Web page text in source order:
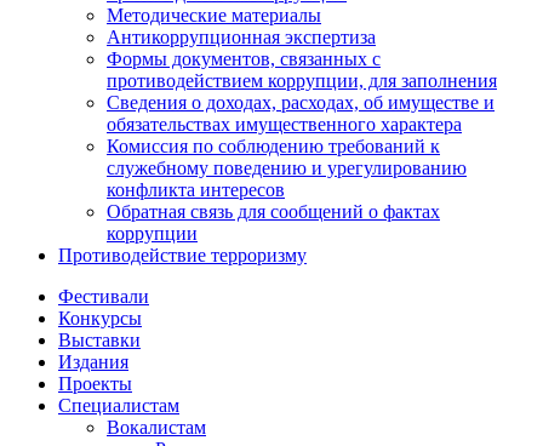
Методические материалы
Антикоррупционная экспертиза
Формы документов, связанных с
противодействием коррупции, для заполнения
Сведения о доходах, расходах, об имуществе и
обязательствах имущественного характера
Комиссия по соблюдению требований к
служебному поведению и урегулированию
конфликта интересов
Обратная связь для сообщений о фактах
коррупции
Противодействие терроризму
Фестивали
Конкурсы
Выставки
Издания
Проекты
Специалистам
Вокалистам